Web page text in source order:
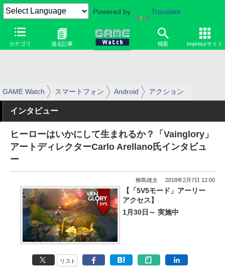
Powered by Translate
カテゴリ 過去記事 検索 Impressサイト
GAME Watch スマートフォン Android アクション
インタビュー
ヒーローはいかにして生まれるか？「Vainglory」
アートディレクターCarlo Arellano氏インタビュ
ー
柳島雄太 2018年2月7日 12:00
【「5V5モード」アーリー
アクセス】
1月30日～ 実施中
リスト